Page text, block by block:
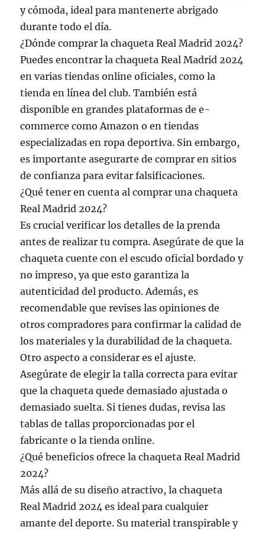
y cómoda, ideal para mantenerte abrigado
durante todo el día.
¿Dónde comprar la chaqueta Real Madrid 2024?
Puedes encontrar la chaqueta Real Madrid 2024
en varias tiendas online oficiales, como la
tienda en línea del club. También está
disponible en grandes plataformas de e-
commerce como Amazon o en tiendas
especializadas en ropa deportiva. Sin embargo,
es importante asegurarte de comprar en sitios
de confianza para evitar falsificaciones.
¿Qué tener en cuenta al comprar una chaqueta
Real Madrid 2024?
Es crucial verificar los detalles de la prenda
antes de realizar tu compra. Asegúrate de que la
chaqueta cuente con el escudo oficial bordado y
no impreso, ya que esto garantiza la
autenticidad del producto. Además, es
recomendable que revises las opiniones de
otros compradores para confirmar la calidad de
los materiales y la durabilidad de la chaqueta.
Otro aspecto a considerar es el ajuste.
Asegúrate de elegir la talla correcta para evitar
que la chaqueta quede demasiado ajustada o
demasiado suelta. Si tienes dudas, revisa las
tablas de tallas proporcionadas por el
fabricante o la tienda online.
¿Qué beneficios ofrece la chaqueta Real Madrid
2024?
Más allá de su diseño atractivo, la chaqueta
Real Madrid 2024 es ideal para cualquier
amante del deporte. Su material transpirable y